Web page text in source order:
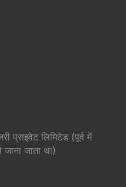
प्राइवेट लिमिटेड (पूर्व में
जाता था)